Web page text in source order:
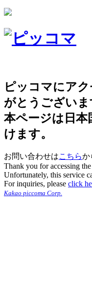
ピッコマにア
がとうございま
本ページは日
けます。
お問い合わせはこちらか
Thank you for accessing
Unfortunately, this service
For inquiries, please click
Kakao piccoma Corp.